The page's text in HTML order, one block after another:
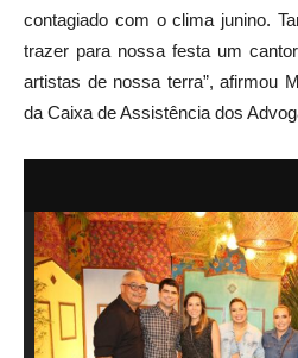
contagiado com o clima junino.
trazer para nossa festa um
artistas de nossa terra”, afirmou
da Caixa de Assistência dos